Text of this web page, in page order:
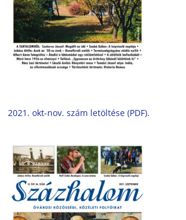
2021. okt-nov. szám letöltése (PDF).